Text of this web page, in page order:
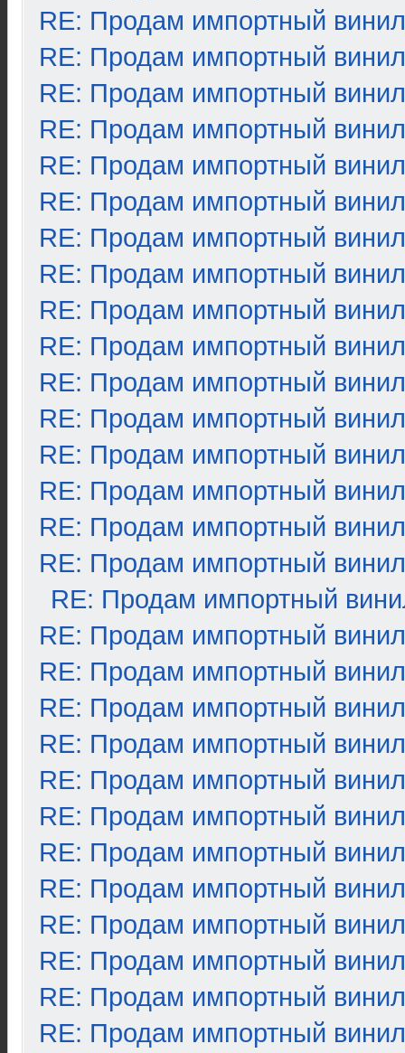
RE: Продам импортный винил
RE: Продам импортный винил
RE: Продам импортный винил
RE: Продам импортный винил
RE: Продам импортный винил
RE: Продам импортный винил
RE: Продам импортный винил
RE: Продам импортный винил
RE: Продам импортный винил
RE: Продам импортный винил
RE: Продам импортный винил
RE: Продам импортный винил
RE: Продам импортный винил
RE: Продам импортный винил
RE: Продам импортный винил
RE: Продам импортный винил
RE: Продам импортный
RE: Продам импортный винил
RE: Продам импортный винил
RE: Продам импортный винил
RE: Продам импортный винил
RE: Продам импортный винил
RE: Продам импортный винил
RE: Продам импортный винил
RE: Продам импортный винил
RE: Продам импортный винил
RE: Продам импортный винил
RE: Продам импортный винил
RE: Продам импортный винил